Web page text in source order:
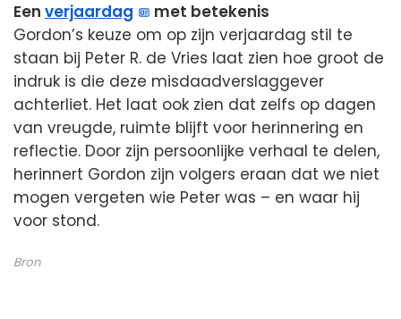
Een verjaardag
met betekenis
Gordon’s keuze om op zijn verjaardag stil te
staan bij Peter R. de Vries laat zien hoe groot de
indruk is die deze misdaadverslaggever
achterliet. Het laat ook zien dat zelfs op dagen
van vreugde, ruimte blijft voor herinnering en
reflectie. Door zijn persoonlijke verhaal te delen,
herinnert Gordon zijn volgers eraan dat we niet
mogen vergeten wie Peter was – en waar hij
voor stond.
Bron